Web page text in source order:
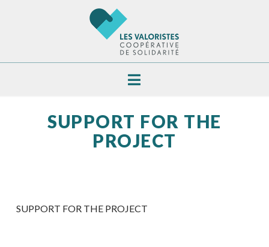
Navigation
SUPPORT FOR THE
PROJECT
SUPPORT FOR THE PROJECT